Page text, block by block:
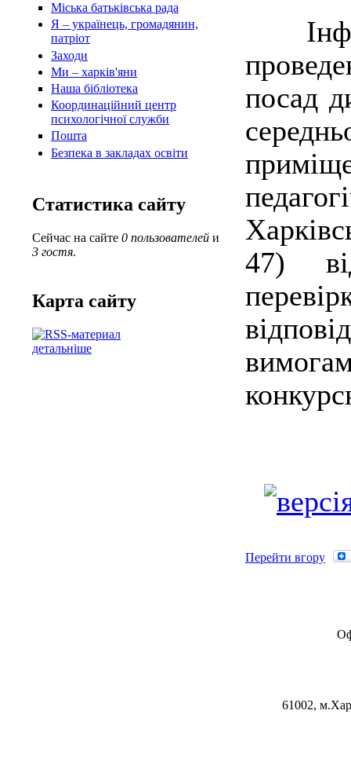
Міська батьківська рада
Я – українець, громадянин,
патріот
Заходи
Ми – харків'яни
Наша бібліотека
Координаційний центр
психологічної служби
Пошта
Безпека в закладах освіти
Статистика сайту
Сейчас на сайте 0 пользователей и
3 гостя.
Карта сайту
детальніше
посад
47)
Перейти вгору
61002,